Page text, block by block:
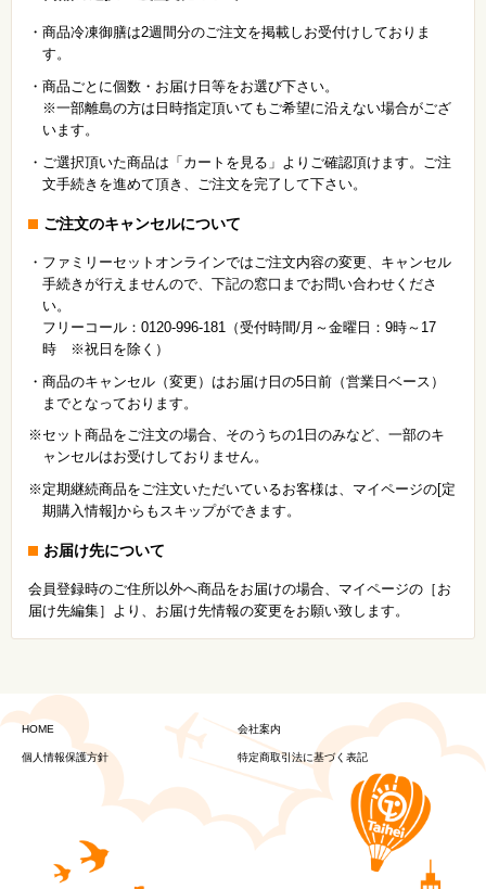
・商品冷凍御膳は2週間分のご注文を掲載しお受付けしておりま
す。
・商品ごとに個数・お届け日等をお選び下さい。
※一部離島の方は日時指定頂いてもご希望に沿えない場合がござ
います。
・ご選択頂いた商品は「カートを見る」よりご確認頂けます。ご注
文手続きを進めて頂き、ご注文を完了して下さい。
ご注文のキャンセルについて
・ファミリーセットオンラインではご注文内容の変更、キャンセル
手続きが行えませんので、下記の窓口までお問い合わせくださ
い。
フリーコール：0120-996-181（受付時間/月～金曜日：9時～17
時 ※祝日を除く）
・商品のキャンセル（変更）はお届け日の5日前（営業日ベース）
までとなっております。
※セット商品をご注文の場合、そのうちの1日のみなど、一部のキ
ャンセルはお受けしておりません。
※定期継続商品をご注文いただいているお客様は、マイページの[定
期購入情報]からもスキップができます。
お届け先について
会員登録時のご住所以外へ商品をお届けの場合、マイページの［お
届け先編集］より、お届け先情報の変更をお願い致します。
HOME 会社案内
個人情報保護方針 特定商取引法に基づく表記